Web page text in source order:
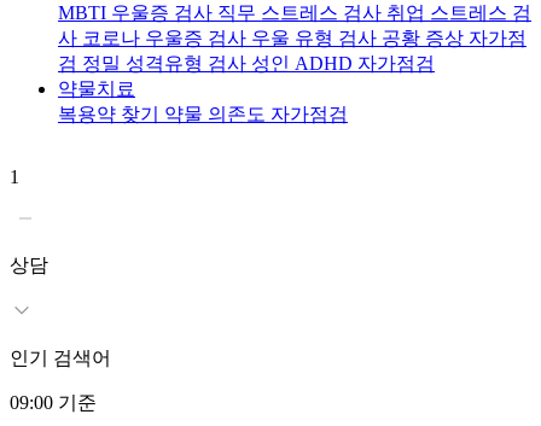
MBTI 우울증 검사 직무 스트레스 검사 취업 스트레스 검
사 코로나 우울증 검사 우울 유형 검사 공황 증상 자가점
검 정밀 성격유형 검사 성인 ADHD 자가점검
약물치료
복용약 찾기 약물 의존도 자가점검
1
상담
인기 검색어
09:00 기준